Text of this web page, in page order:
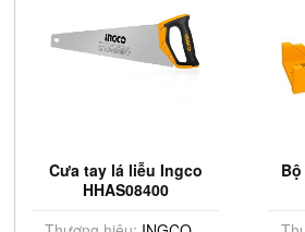
Cưa tay lá liễu Ingco
HHAS08400